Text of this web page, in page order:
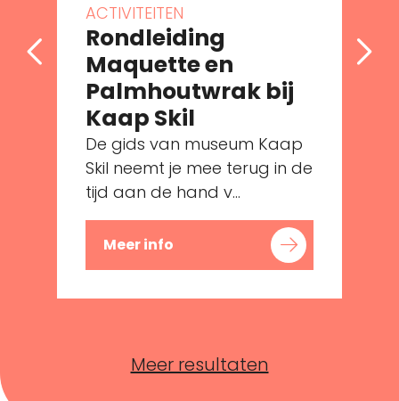
ACTIVITEITEN
Rondleiding
Maquette en
Palmhoutwrak bij
Kaap Skil
De gids van museum Kaap
Skil neemt je mee terug in de
tijd aan de hand v...
Meer info
Meer resultaten